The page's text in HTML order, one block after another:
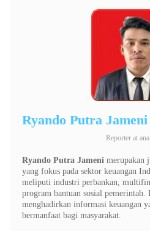
Ryando Putra Jameni
Reporter at
Ryando Putra Jameni merupakan
yang fokus pada sektor keuangan
meliputi industri perbankan,
program bantuan sosial pemerintah.
menghadirkan informasi keuangan
bermanfaat bagi masyarakat.